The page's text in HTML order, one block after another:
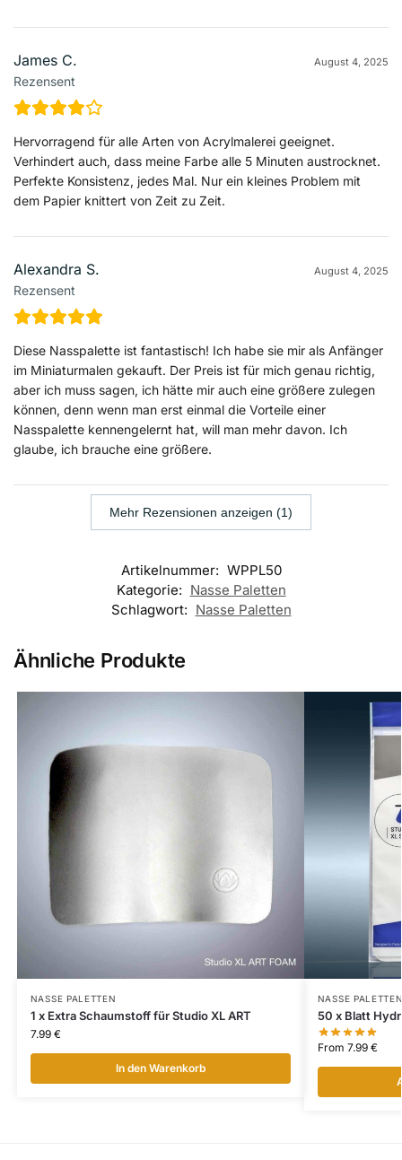
James C.
Rezensent
August 4, 2025
Hervorragend für alle Arten von Acrylmalerei geeignet.
Verhindert auch, dass meine Farbe alle 5 Minuten austrocknet.
Perfekte Konsistenz, jedes Mal. Nur ein kleines Problem mit
dem Papier knittert von Zeit zu Zeit.
Alexandra S.
Rezensent
August 4, 2025
Diese Nasspalette ist fantastisch! Ich habe sie mir als Anfänger
im Miniaturmalen gekauft. Der Preis ist für mich genau richtig,
aber ich muss sagen, ich hätte mir auch eine größere zulegen
können, denn wenn man erst einmal die Vorteile einer
Nasspalette kennengelernt hat, will man mehr davon. Ich
glaube, ich brauche eine größere.
Mehr Rezensionen anzeigen (1)
Artikelnummer: WPPL50
Kategorie: Nasse Paletten
Schlagwort: Nasse Paletten
Ähnliche Produkte
NASSE PALETTEN
1 x Extra Schaumstoff für Studio XL ART
7.99 €
In den Warenkorb
NASSE
50 x Blatt
From 7.99 €